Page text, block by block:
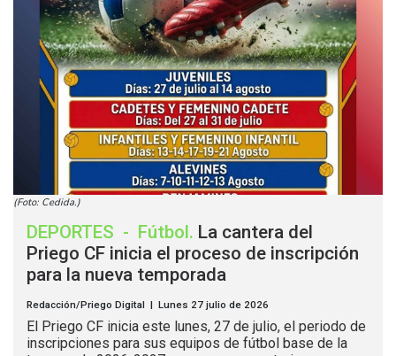
(Foto: Cedida.)
DEPORTES - Fútbol. La cantera del
Priego CF inicia el proceso de inscripción
para la nueva temporada
Redacción/Priego Digital | Lunes 27 julio de 2026
El Priego CF inicia este lunes, 27 de julio, el periodo de
inscripciones para sus equipos de fútbol base de la